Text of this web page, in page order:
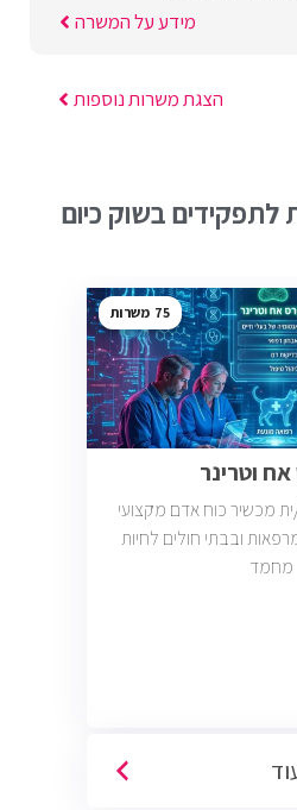
מידע על המשרה
הצגת משרות נוספות
לתפקידים בשוק כיום
75
וטרינר
מכשיר כוח אדם מקצועי
ובבתי חולים לחיות
מחמד